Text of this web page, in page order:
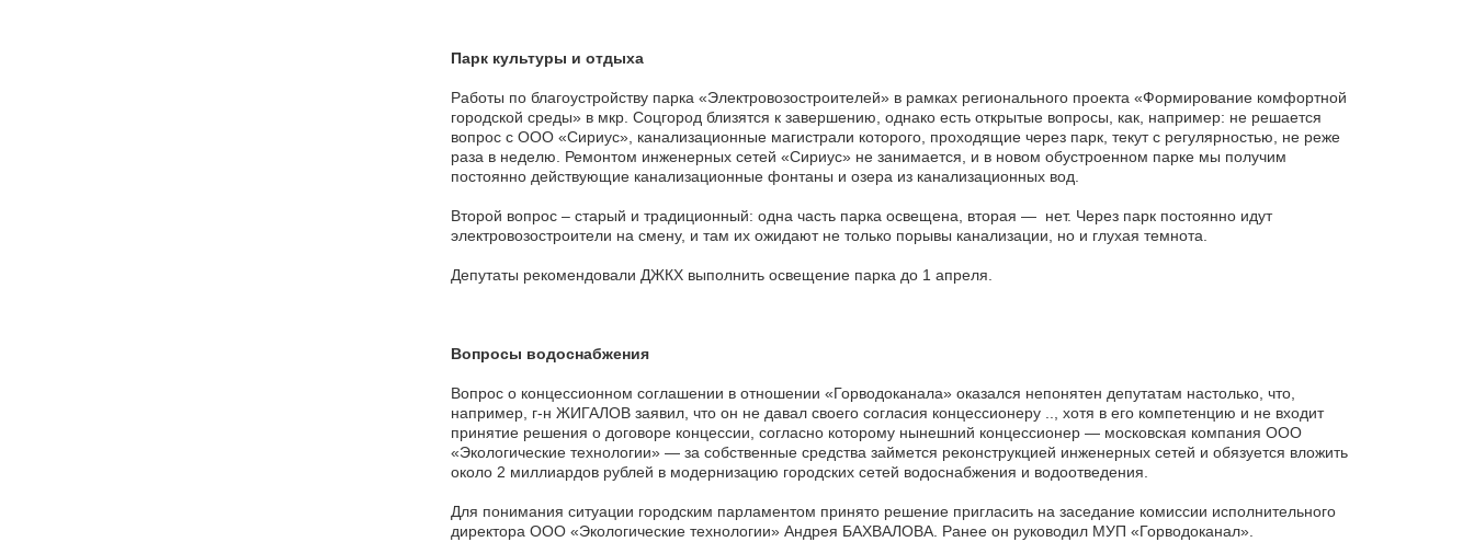
Парк культуры и отдыха
Работы по благоустройству парка «Электровозостроителей» в рамках регионального проекта «Формирование комфортной
городской среды» в мкр. Соцгород близятся к завершению, однако есть открытые вопросы, как, например: не решается
вопрос с ООО «Сириус», канализационные магистрали которого, проходящие через парк, текут с регулярностью, не реже
раза в неделю. Ремонтом инженерных сетей «Сириус» не занимается, и в новом обустроенном парке мы получим
постоянно действующие канализационные фонтаны и озера из канализационных вод.
Второй вопрос – старый и традиционный: одна часть парка освещена, вторая — нет. Через парк постоянно идут
электровозостроители на смену, и там их ожидают не только порывы канализации, но и глухая темнота.
Депутаты рекомендовали ДЖКХ выполнить освещение парка до 1 апреля.
Вопросы водоснабжения
Вопрос о концессионном соглашении в отношении «Горводоканала» оказался непонятен депутатам настолько, что,
например, г-н ЖИГАЛОВ заявил, что он не давал своего согласия концессионеру .., хотя в его компетенцию и не входит
принятие решения о договоре концессии, согласно которому нынешний концессионер — московская компания ООО
«Экологические технологии» — за собственные средства займется реконструкцией инженерных сетей и обязуется вложить
около 2 миллиардов рублей в модернизацию городских сетей водоснабжения и водоотведения.
Для понимания ситуации городским парламентом принято решение пригласить на заседание комиссии исполнительного
директора ООО «Экологические технологии» Андрея БАХВАЛОВА. Ранее он руководил МУП «Горводоканал».